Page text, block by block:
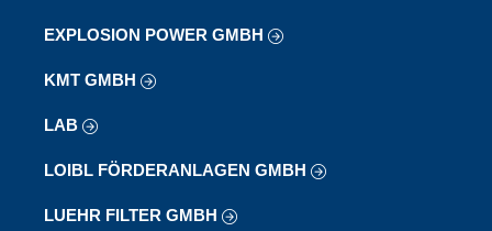
EXPLOSION POWER GMBH
KMT GMBH
LAB
LOIBL FÖRDERANLAGEN GMBH
LUEHR FILTER GMBH